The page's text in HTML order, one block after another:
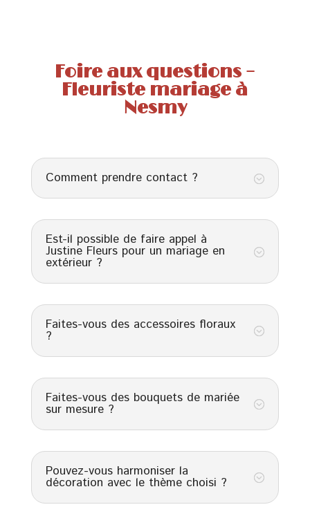
Foire aux questions –
Fleuriste mariage à
Nesmy
;
Comment prendre contact ?
;
Est-il possible de faire appel à
Justine Fleurs pour un mariage en
extérieur ?
;
Faites-vous des accessoires floraux
?
;
Faites-vous des bouquets de mariée
sur mesure ?
;
Pouvez-vous harmoniser la
décoration avec le thème choisi ?